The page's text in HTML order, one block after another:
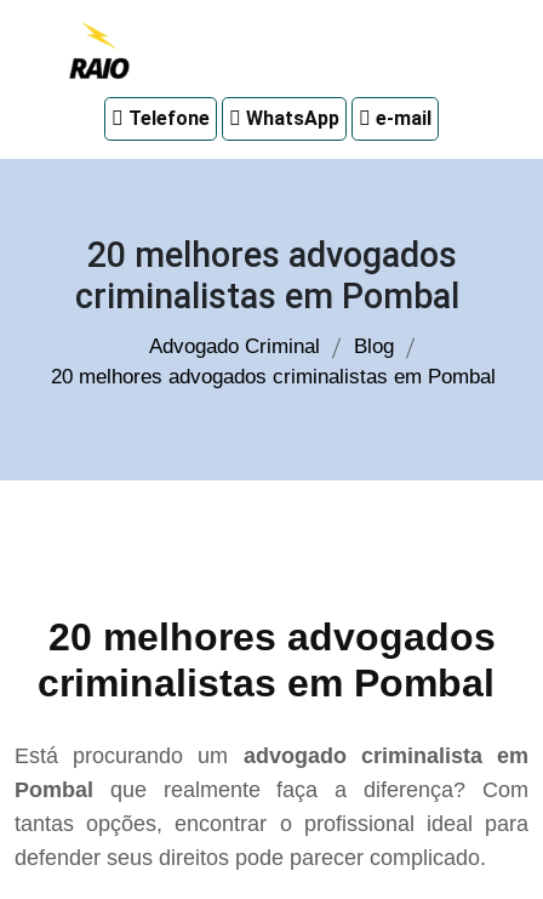
em
Telefone WhatsApp e-mail
20 melhores advogados
criminalistas em Pombal
Advogado Criminal
Blog
20 melhores advogados criminalistas em Pombal
20 melhores advogados
criminalistas em Pombal
Está procurando um advogado criminalista em
Pombal que realmente faça a diferença? Com
tantas opções, encontrar o profissional ideal para
defender seus direitos pode parecer complicado.